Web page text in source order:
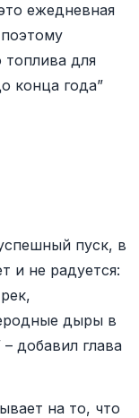
ежедневная
топлива для
конца года”
пуск, в
и не радуется:
дыры в
добавил глава
на то, что